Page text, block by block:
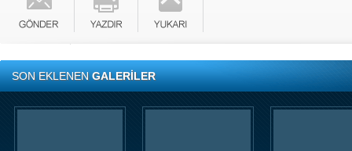
SON EKLENENGALERİLER